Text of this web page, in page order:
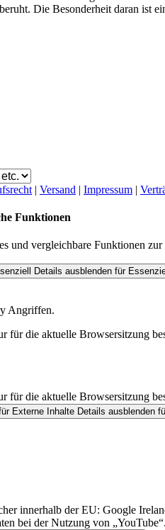
Die Besonderheit daran ist
| Versand | Impressum |
Funktionen
und vergleichbare Funktionen
Details ausblenden für
Angriffen.
für die aktuelle Browsersitzung
für die aktuelle Browsersitzung
Externe Inhalte Details ausblenden
innerhalb der EU: Google
bei der Nutzung von